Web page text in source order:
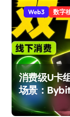
Web3 数字
消费级U卡
场景：
备用卡完整